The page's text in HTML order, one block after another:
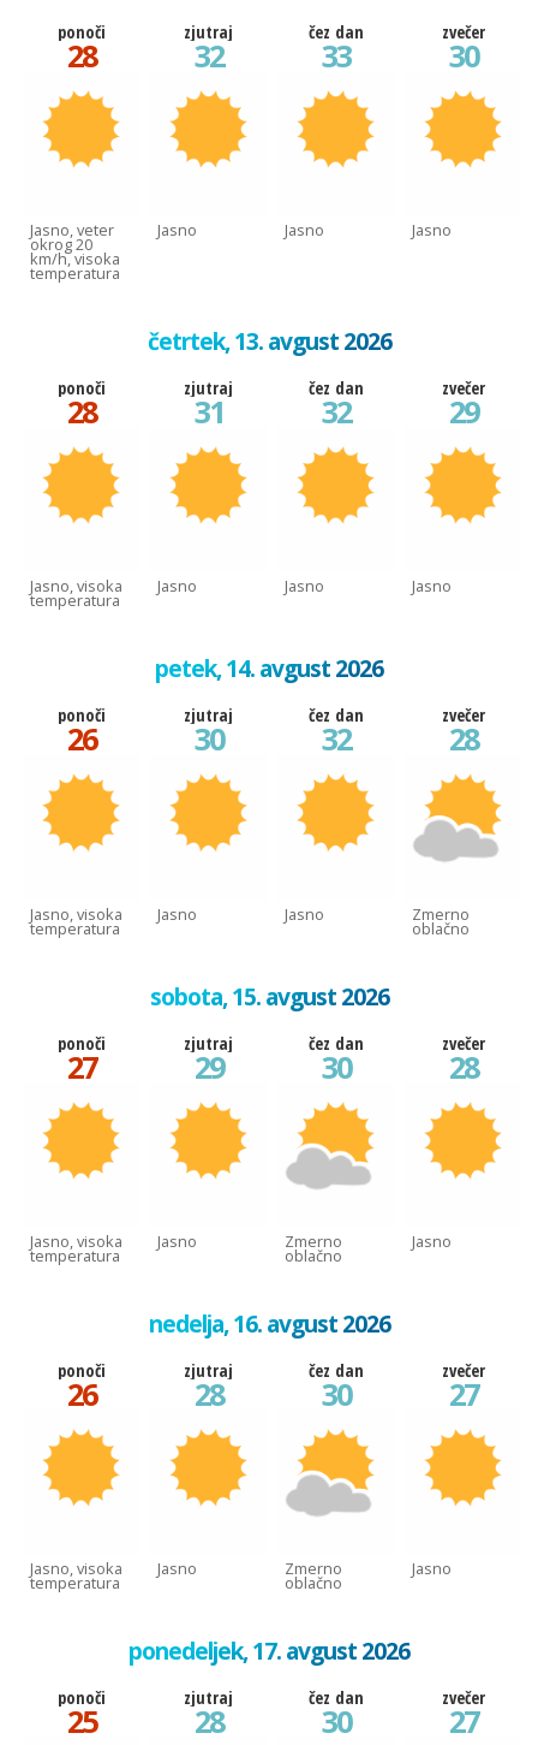
ponoči
28
Jasno, veter
okrog 20
km/h, visoka
temperatura
zjutraj
32
Jasno
čez dan
33
Jasno
zvečer
30
Jasno
četrtek, 13. avgust 2026
ponoči
28
Jasno, visoka
temperatura
zjutraj
31
Jasno
čez dan
32
Jasno
zvečer
29
Jasno
petek, 14. avgust 2026
ponoči
26
Jasno, visoka
temperatura
zjutraj
30
Jasno
čez dan
32
Jasno
zvečer
28
Zmerno
oblačno
sobota, 15. avgust 2026
ponoči
27
Jasno, visoka
temperatura
zjutraj
29
Jasno
čez dan
30
Zmerno
oblačno
zvečer
28
Jasno
nedelja, 16. avgust 2026
ponoči
26
Jasno, visoka
temperatura
zjutraj
28
Jasno
čez dan
30
Zmerno
oblačno
zvečer
27
Jasno
ponedeljek, 17. avgust 2026
ponoči
25
zjutraj
28
čez dan
30
zvečer
27